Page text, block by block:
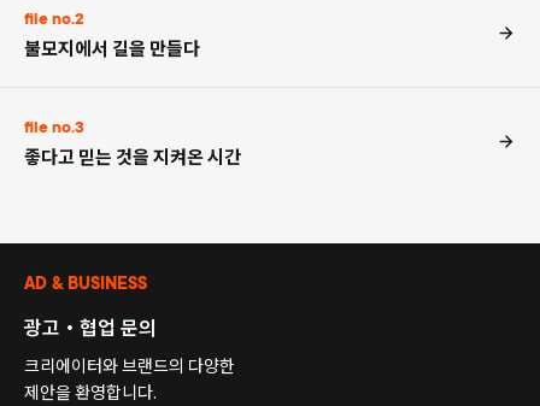
file no.2
불모지에서 길을 만들다
file no.3
좋다고 믿는 것을 지켜온 시간
AD & BUSINESS
광고・협업 문의
크리에이터와 브랜드의 다양한
제안을 환영합니다.